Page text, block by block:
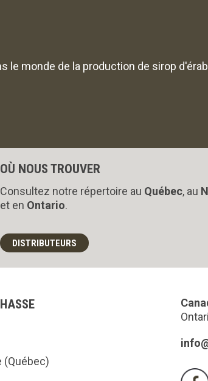
le monde de la production de sirop
OÙ NOUS TROUVER
Consultez notre répertoire au Québec, au
et en Ontario.
DISTRIBUTEURS
(Québec)